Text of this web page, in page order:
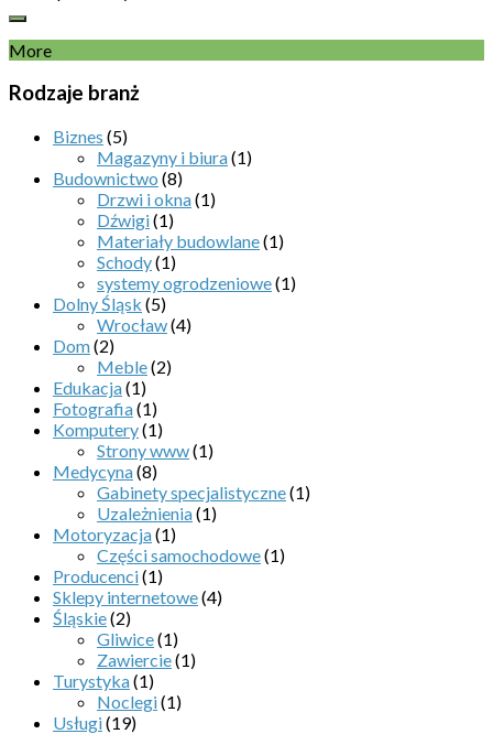
More
Rodzaje branż
Biznes (5)
Magazyny i biura(1)
Budownictwo (8)
Drzwi i okna(1)
Dźwigi(1)
Materiały budowlane(1)
Schody(1)
systemy ogrodzeniowe(1)
Dolny Śląsk (5)
Wrocław(4)
Dom(2)
Meble(2)
Edukacja(1)
Fotografia(1)
Komputery(1)
Strony www(1)
Medycyna(8)
Gabinety specjalistyczne(1)
Uzależnienia(1)
Motoryzacja(1)
Części samochodowe(1)
Producenci(1)
Sklepy internetowe(4)
Śląskie(2)
Gliwice(1)
Zawiercie(1)
Turystyka(1)
Noclegi(1)
Usługi(19)